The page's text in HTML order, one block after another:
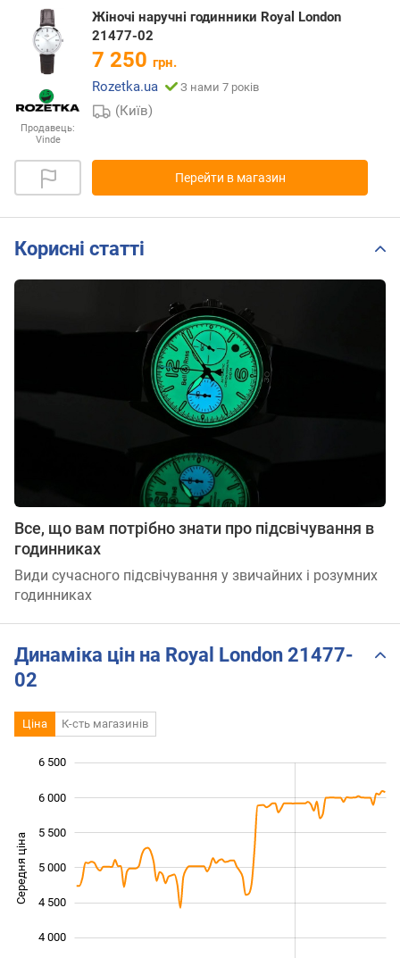
Продавець:
Vinde
Жіночі наручні годинники Royal London
21477-02
7 250 грн.
Rozetka.ua
З нами 7 років
(Київ)
Перейти в магазин
Корисні статті
Все, що вам потрібно знати про підсвічування в
годинниках
Види сучасного підсвічування у звичайних і розумних
годинниках
Динаміка цін на Royal London 21477-
02
Ціна К-сть магазинів
Середня ціна 3 500
4 000
4 500
5 000
5 500
6 000
6 500